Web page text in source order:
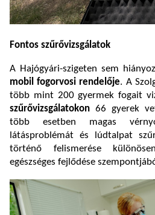
Fontos szűrővizsgálatok
A Hajógyári-szigeten sem
mobil fogorvosi rendelője. A
több mint 200 gyermek fogait
szűrővizsgálatokon 66 gyerek
több esetben magas
látásproblémát és lúdtalpat
történő felismerése
egészséges fejlődése